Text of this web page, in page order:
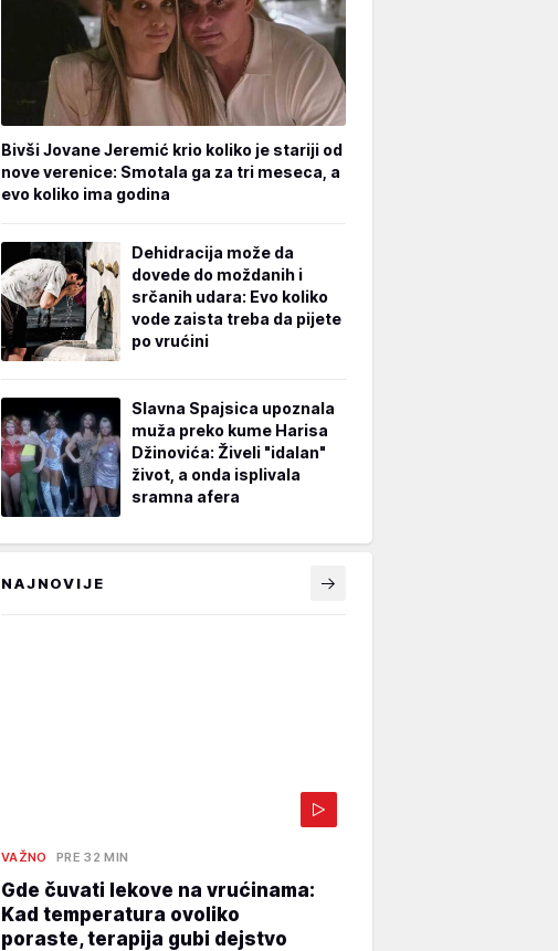
Bivši Jovane Jeremić krio koliko je stariji od
nove verenice: Smotala ga za tri meseca, a
evo koliko ima godina
Dehidracija može da
dovede do moždanih i
srčanih udara: Evo koliko
vode zaista treba da pijete
po vrućini
Slavna Spajsica upoznala
muža preko kume Harisa
Džinovića: Živeli "idalan"
život, a onda isplivala
sramna afera
NAJNOVIJE
VAŽNO PRE 32 MIN
Gde čuvati lekove na vrućinama:
Kad temperatura ovoliko
poraste, terapija gubi dejstvo